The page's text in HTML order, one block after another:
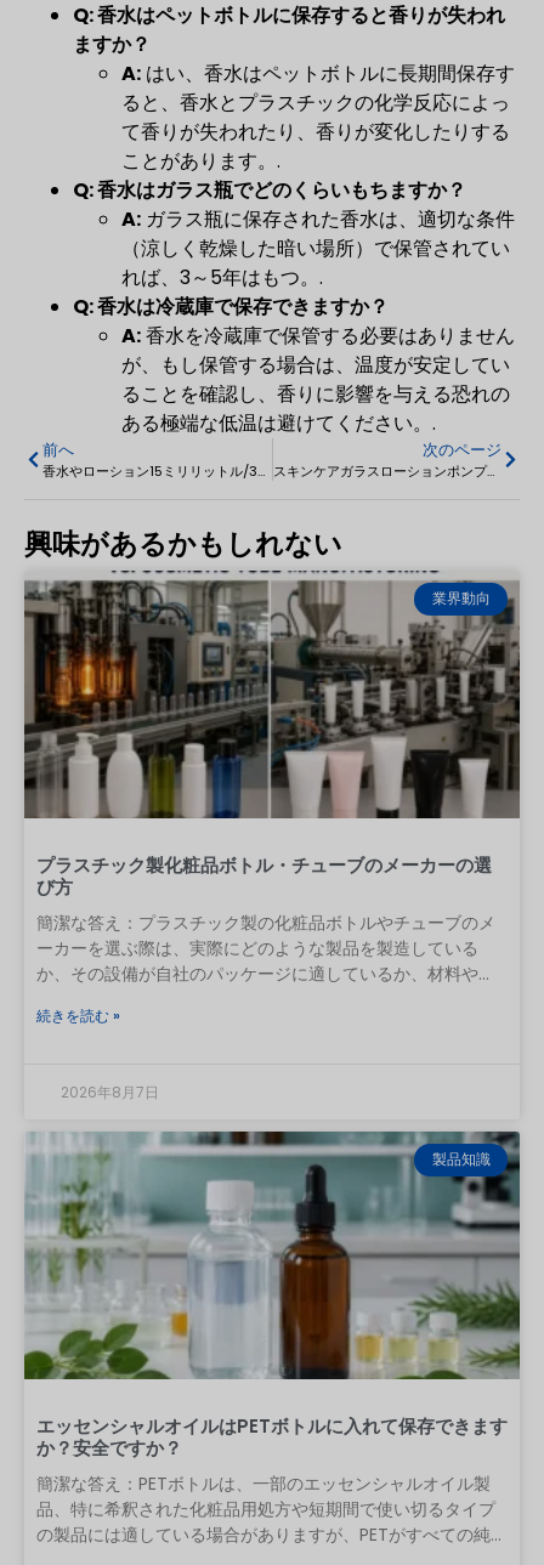
Q: 香水はペットボトルに保存すると香りが失われ
ますか？
A: はい、香水はペットボトルに長期間保存す
ると、香水とプラスチックの化学反応によっ
て香りが失われたり、香りが変化したりする
ことがあります。.
Q: 香水はガラス瓶でどのくらいもちますか？
A: ガラス瓶に保存された香水は、適切な条件
（涼しく乾燥した暗い場所）で保管されてい
れば、3～5年はもつ。.
Q: 香水は冷蔵庫で保存できますか？
A:香水を冷蔵庫で保管する必要はありません
が、もし保管する場合は、温度が安定してい
ることを確認し、香りに影響を与える恐れの
ある極端な低温は避けてください。.
前へ
香水やローション15ミリリットル/30ミリリットル/50ミリリットル用プラスチック真空ポンプボトル
次のページ
スキンケアガラスローションポンプスプレーボトル30〜120ミリリットル
興味があるかもしれない
業界動向
プラスチック製化粧品ボトル・チューブのメーカーの選
び方
簡潔な答え：プラスチック製の化粧品ボトルやチューブのメ
ーカーを選ぶ際は、実際にどのような製品を製造している
か、その設備が自社のパッケージに適しているか、材料や重
プルを量産で再現できるかを確認してください。証明書、見
いて、実用的な手順は次の通りです。パッケージの仕様を定
義し、適切な製造プロセスを有する工場を候補に絞り込み、
経営体制と品質管理体制を確認し、量産を反映したサンプル
をテストし、検査基準に合意した上で、管理された状態で初
回発注を行います。本ガイドでは、各段階でバイヤーが何を
要求すべきかを解説します。目次 1 はじめに
続きを読む »
2026年8月7日
製品知識
エッセンシャルオイルはPETボトルに入れて保存できます
か？安全ですか？
簡潔な答え：PETボトルは、一部のエッセンシャルオイル製
品、特に希釈された化粧品用処方や短期間で使い切るタイプ
の製品には適している場合がありますが、PETがすべての純粋